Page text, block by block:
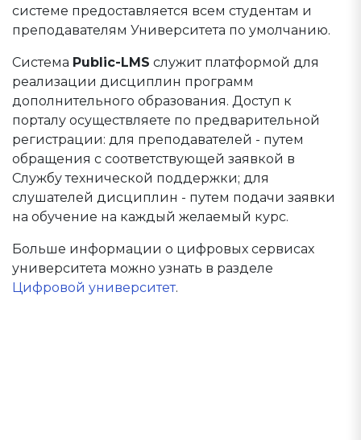
системе предоставляется всем студентам и
преподавателям Университета по умолчанию.
Система Public-LMS служит платформой для
реализации дисциплин программ
дополнительного образования. Доступ к
порталу осуществляете по предварительной
регистрации: для преподавателей - путем
обращения с соответствующей заявкой в
Службу технической поддержки; для
слушателей дисциплин - путем подачи заявки
на обучение на каждый желаемый курс.
Больше информации о цифровых сервисах
университета можно узнать в разделе
Цифровой университет.